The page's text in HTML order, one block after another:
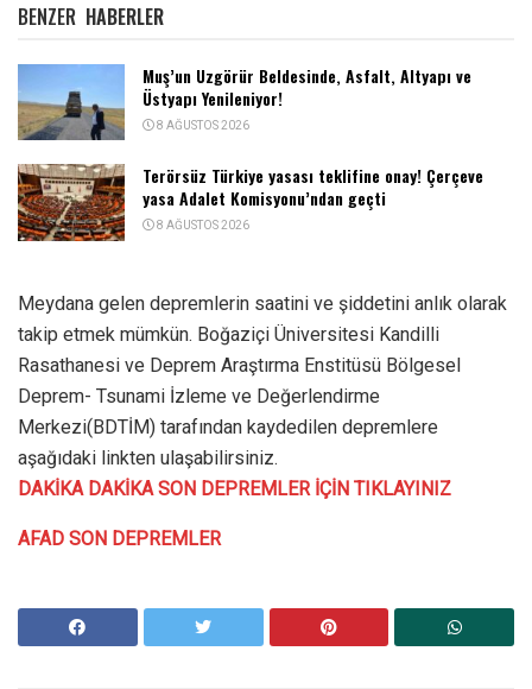
BENZER HABERLER
Muş’un Uzgörür Beldesinde, Asfalt, Altyapı ve
Üstyapı Yenileniyor!
8 AĞUSTOS 2026
Terörsüz Türkiye yasası teklifine onay! Çerçeve
yasa Adalet Komisyonu’ndan geçti
8 AĞUSTOS 2026
Meydana gelen depremlerin saatini ve şiddetini anlık olarak
takip etmek mümkün. Boğaziçi Üniversitesi Kandilli
Rasathanesi ve Deprem Araştırma Enstitüsü Bölgesel
Deprem- Tsunami İzleme ve Değerlendirme
Merkezi(BDTİM) tarafından kaydedilen depremlere
aşağıdaki linkten ulaşabilirsiniz.
DAKİKA DAKİKA SON DEPREMLER İÇİN TIKLAYINIZ
AFAD SON DEPREMLER